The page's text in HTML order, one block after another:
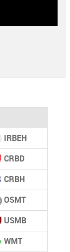
IRBEH
CRBD
CRBH
OSMT
USMB
WMT